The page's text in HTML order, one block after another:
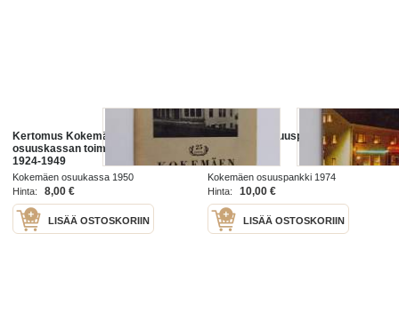
Kertomus Kokemäen
osuuskassan toiminnasta vuosina
1924-1949
Kokemäen osuukassa 1950
Hinta:
8,00 €
LISÄÄ OSTOSKORIIN
Kokemäen osuuspankki 1924-
1974
Kokemäen osuuspankki 1974
Hinta:
10,00 €
LISÄÄ OSTOSKORIIN